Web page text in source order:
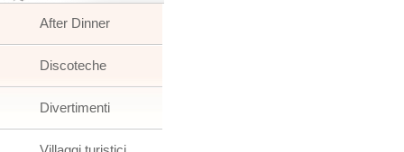
After Dinner
Discoteche
Divertimenti